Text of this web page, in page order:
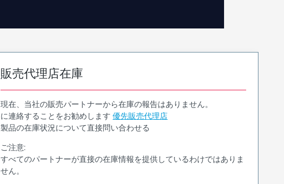
販売代理店在庫
現在、当社の販売パートナーから在庫の報告はありません。
に連絡することをお勧めします 優先販売代理店
製品の在庫状況について直接問い合わせる
ご注意:
すべてのパートナーが直接の在庫情報を提供しているわけではありま
せん。